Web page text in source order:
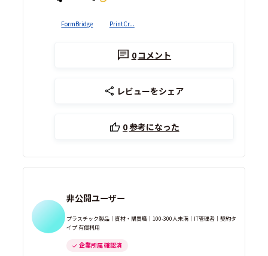
FormBridge PrintCr...
0コメント
レビューをシェア
0参考になった
非公開ユーザー
プラスチック製品｜資材・購買職｜100-300人未満｜IT管理者｜契約タ
イプ 有償利用
企業所属 確認済